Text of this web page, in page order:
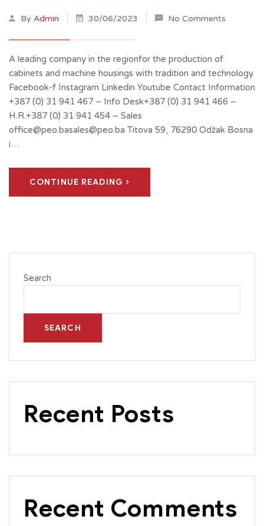
By Admin 30/06/2023 No Comments
A leading company in the regionfor the production of
cabinets and machine housings with tradition and technology.
Facebook-f Instagram Linkedin Youtube Contact Information
+387 (0) 31 941 467 – Info Desk+387 (0) 31 941 466 –
H.R.+387 (0) 31 941 454 – Sales
office@peo.basales@peo.ba Titova 59, 76290 Odžak Bosna
i…
CONTINUE READING
Search
SEARCH
Recent Posts
Recent Comments